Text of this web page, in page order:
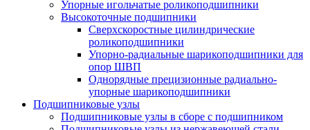
Упорные игольчатые роликоподшипники
Высокоточные подшипники
Сверхскоростные цилиндрические
роликоподшипники
Упорно-радиальные шарикоподшипники для
опор ШВП
Однорядные прецизионные радиально-
упорные шарикоподшипники
Подшипниковые узлы
Подшипниковые узлы в сборе с подшипником